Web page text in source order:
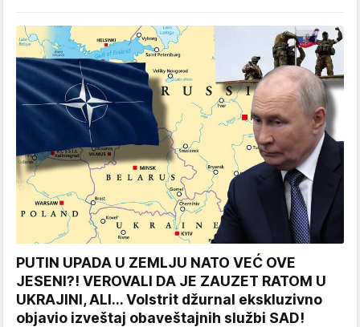
PUTIN UPADA U ZEMLJU NATO VEĆ OVE
JESENI?! VEROVALI DA JE ZAUZET RATOM U
UKRAJINI, ALI... Volstrit džurnal ekskluzivno
objavio izveštaj obaveštajnih službi SAD!